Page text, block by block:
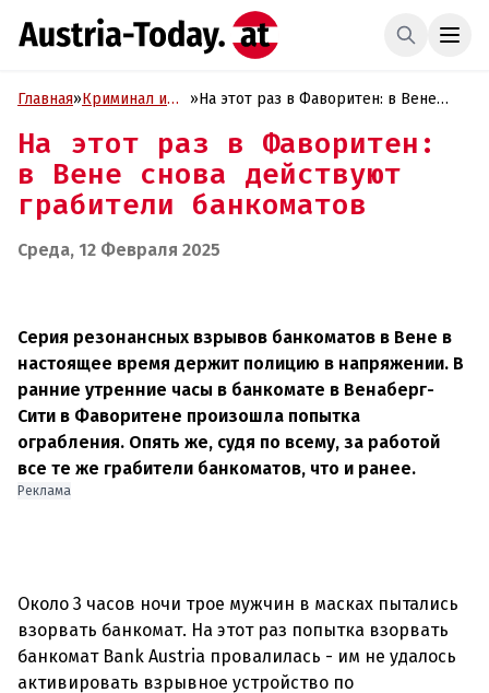
Главная»Криминал и
»На этот раз в Фаворитен: в Вене
банкоматов
На этот раз в Фаворитен:
в Вене снова действуют
грабители банкоматов
Среда, 12 Февраля 2025
Серия резонансных взрывов банкоматов в Вене в
настоящее время держит полицию в напряжении. В
ранние утренние часы в банкомате в Венаберг-
Сити в Фаворитене произошла попытка
ограбления. Опять же, судя по всему, за работой
все те же грабители банкоматов, что и ранее.
Реклама
Около 3 часов ночи трое мужчин в масках пытались
взорвать банкомат. На этот раз попытка взорвать
банкомат Bank Austria провалилась - им не удалось
активировать взрывное устройство по